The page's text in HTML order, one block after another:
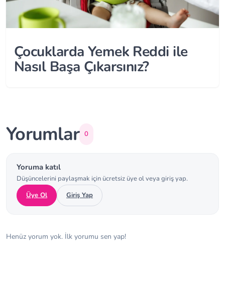
Çocuklarda Yemek Reddi ile
Nasıl Başa Çıkarsınız?
Yorumlar 0
Yoruma katıl
Düşüncelerini paylaşmak için ücretsiz üye ol veya giriş yap.
Üye Ol
Giriş Yap
Henüz yorum yok. İlk yorumu sen yap!